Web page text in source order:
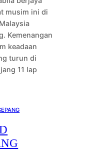
musim ini di
Kemenangan
keadaan
turun di
11 lap